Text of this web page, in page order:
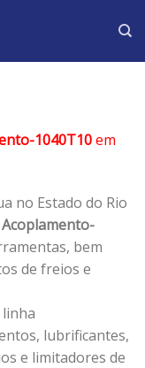
1040T10em
no Estado do Rio
Acoplamento-
bem
de freios e
lubrificantes,
e limitadores de